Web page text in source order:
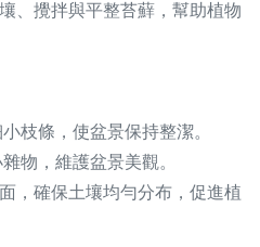
、攪拌與平整苔蘚，幫助植物
枝條，使盆景保持整潔。
物，維護盆景美觀。
，確保土壤均勻分布，促進植